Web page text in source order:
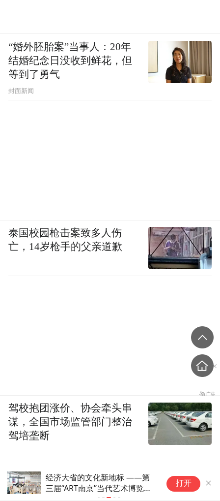
经济大省的文化新地标 ——第
三届“ART南京”当代艺术博览会
打开
“婚外胚胎案”当事人：20年
结婚纪念日没收到鲜花，但
等到了勇气
封面新闻
泰国校园枪击案致多人伤
亡，14岁枪手的父亲道歉
驾校抱团涨价、协会牵头串
谋，全国市场监管部门整治
驾培垄断